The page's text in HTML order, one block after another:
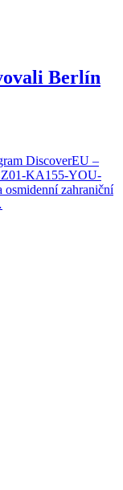
Berlín
DiscoverEU –
KA155-YOU-
osmidenní zahraniční